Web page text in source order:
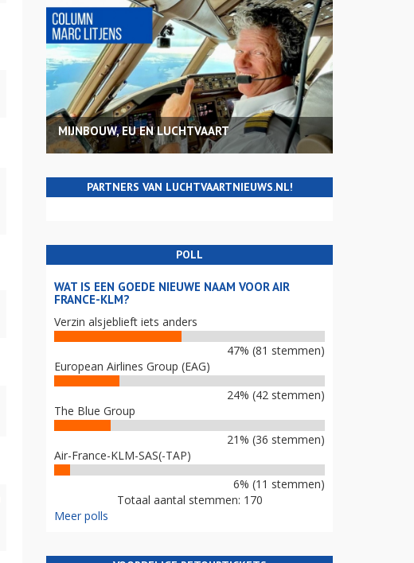
MIJNBOUW, EU EN LUCHTVAART
PARTNERS VAN LUCHTVAARTNIEUWS.NL!
POLL
WAT IS EEN GOEDE NIEUWE NAAM VOOR AIR
FRANCE-KLM?
Verzin alsjeblieft iets anders
47% (81 stemmen)
European Airlines Group (EAG)
24% (42 stemmen)
The Blue Group
21% (36 stemmen)
Air-France-KLM-SAS(-TAP)
6% (11 stemmen)
Totaal aantal stemmen: 170
Meer polls